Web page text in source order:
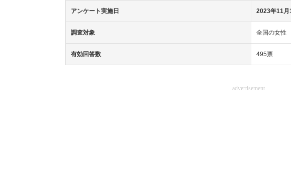
アンケート実施日 2023年11月
調査対象 全国の女性
有効回答数 495票
advertisement